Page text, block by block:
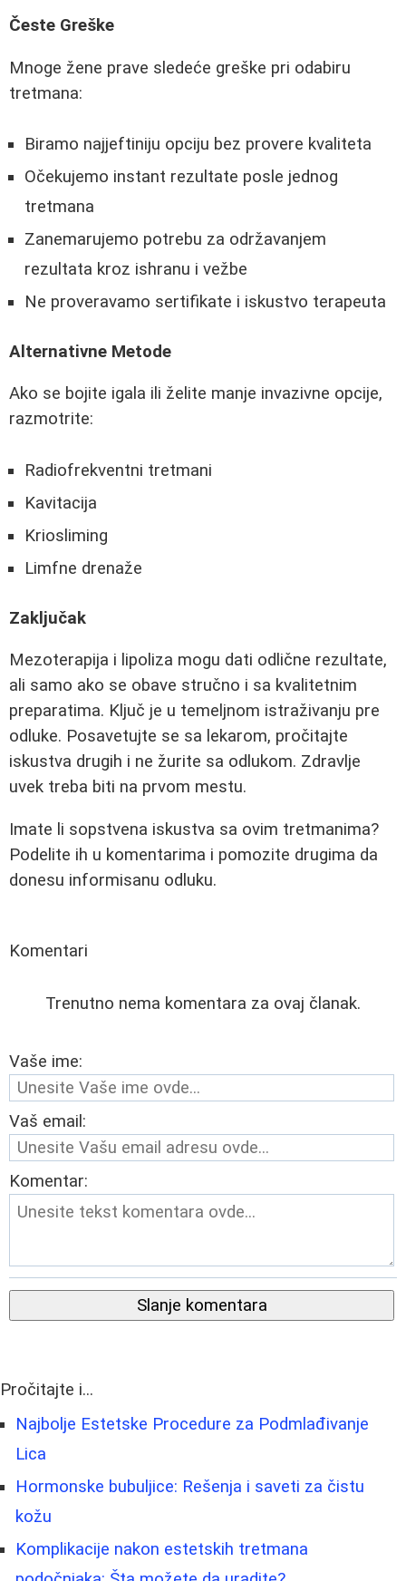
Česte Greške
Mnoge žene prave sledeće greške pri odabiru
tretmana:
Biramo najjeftiniju opciju bez provere kvaliteta
Očekujemo instant rezultate posle jednog
tretmana
Zanemarujemo potrebu za održavanjem
rezultata kroz ishranu i vežbe
Ne proveravamo sertifikate i iskustvo terapeuta
Alternativne Metode
Ako se bojite igala ili želite manje invazivne opcije,
razmotrite:
Radiofrekventni tretmani
Kavitacija
Kriosliming
Limfne drenaže
Zaključak
Mezoterapija i lipoliza mogu dati odlične rezultate,
ali samo ako se obave stručno i sa kvalitetnim
preparatima. Ključ je u temeljnom istraživanju pre
odluke. Posavetujte se sa lekarom, pročitajte
iskustva drugih i ne žurite sa odlukom. Zdravlje
uvek treba biti na prvom mestu.
Imate li sopstvena iskustva sa ovim tretmanima?
Podelite ih u komentarima i pomozite drugima da
donesu informisanu odluku.
Komentari
Trenutno nema komentara za ovaj članak.
Vaše ime:
Vaš email:
Komentar:
Slanje komentara
Pročitajte i...
Najbolje Estetske Procedure za Podmlađivanje
Lica
Hormonske bubuljice: Rešenja i saveti za čistu
kožu
Komplikacije nakon estetskih tretmana